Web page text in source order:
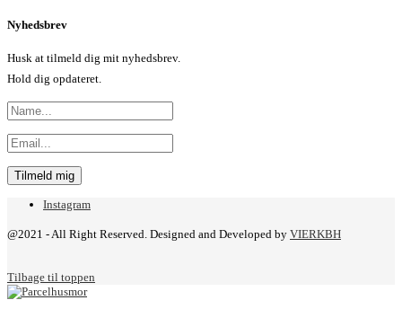
Nyhedsbrev
Husk at tilmeld dig mit nyhedsbrev.
Hold dig opdateret.
Instagram
@2021 - All Right Reserved. Designed and Developed by VIERKBH
Tilbage til toppen